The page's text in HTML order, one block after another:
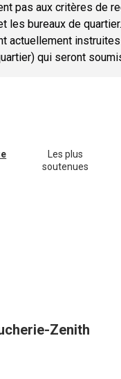
pas aux critères de
les bureaux de quartier.
actuellement
qui seront
Les plus
soutenues
Zenith